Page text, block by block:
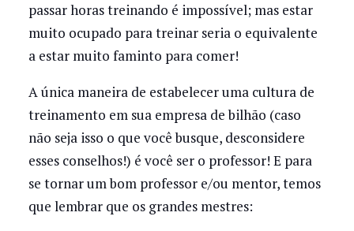
passar horas treinando é impossível; mas estar
muito ocupado para treinar seria o equivalente
a estar muito faminto para comer!
A única maneira de estabelecer uma cultura de
treinamento em sua empresa de bilhão (caso
não seja isso o que você busque, desconsidere
esses conselhos!) é você ser o professor! E para
se tornar um bom professor e/ou mentor, temos
que lembrar que os grandes mestres: